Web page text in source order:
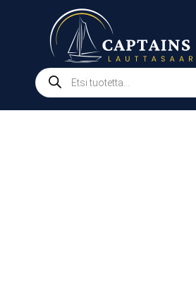
Products
search